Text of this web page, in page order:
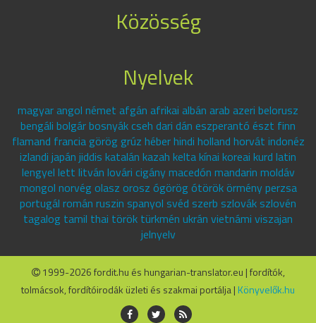
Közösség
Nyelvek
magyar angol német afgán afrikai albán arab azeri belorusz
bengáli bolgár bosnyák cseh dari dán eszperantó észt finn
flamand francia görög grúz héber hindi holland horvát indonéz
izlandi japán jiddis katalán kazah kelta kínai koreai kurd latin
lengyel lett litván lovári cigány macedón mandarin moldáv
mongol norvég olasz orosz ógörög ótörök örmény perzsa
portugál román ruszin spanyol svéd szerb szlovák szlovén
tagalog tamil thai török türkmén ukrán vietnámi viszajan
jelnyelv
1999-2026 fordit.hu és hungarian-translator.eu | fordítók,
tolmácsok, fordítóirodák üzleti és szakmai portálja | Könyvelők.hu